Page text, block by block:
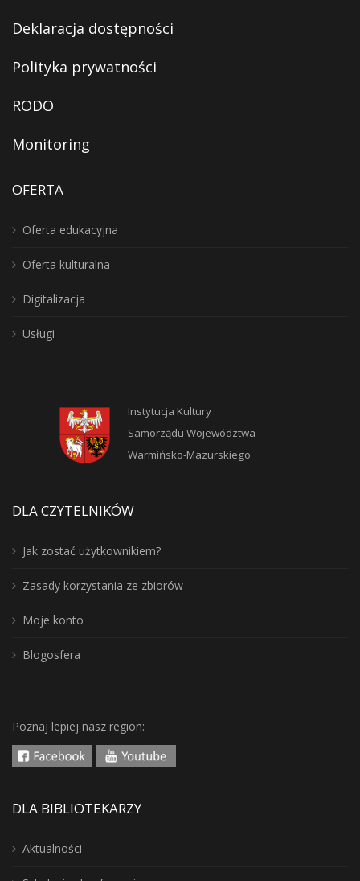
Deklaracja dostępności
Polityka prywatności
RODO
Monitoring
OFERTA
Oferta edukacyjna
Oferta kulturalna
Digitalizacja
Usługi
Instytucja Kultury
Samorządu Województwa
Warmińsko-Mazurskiego
DLA CZYTELNIKÓW
Jak zostać użytkownikiem?
Zasady korzystania ze zbiorów
Moje konto
Blogosfera
Poznaj lepiej nasz region:
DLA BIBLIOTEKARZY
Aktualności